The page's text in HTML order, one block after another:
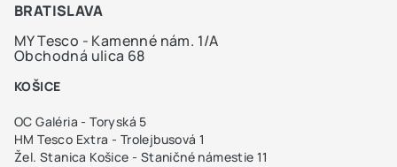
BRATISLAVA
MY Tesco - Kamenné nám. 1/A
Obchodná ulica 68
KOŠICE
OC Galéria - Toryská 5
HM Tesco Extra - Trolejbusová 1
Žel. Stanica Košice - Staničné námestie 11